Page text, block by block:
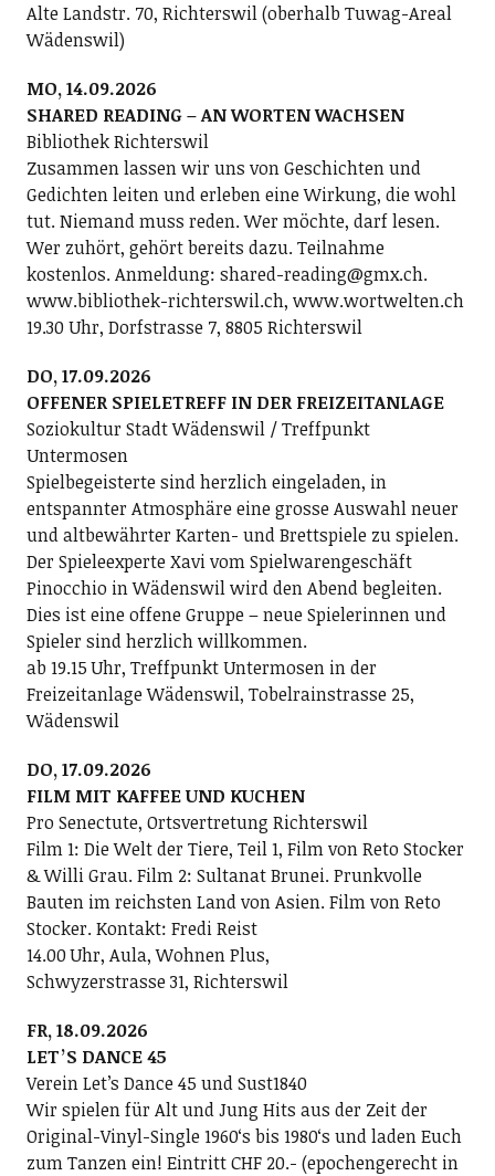
Alte Landstr. 70, Richterswil (oberhalb Tuwag-Areal
Wädenswil)
MO, 14.09.2026
SHARED READING – AN WORTEN WACHSEN
Bibliothek Richterswil
Zusammen lassen wir uns von Geschichten und
Gedichten leiten und erleben eine Wirkung, die wohl
tut. Niemand muss reden. Wer möchte, darf lesen.
Wer zuhört, gehört bereits dazu. Teilnahme
kostenlos. Anmeldung: shared-reading@gmx.ch.
www.bibliothek-richterswil.ch, www.wortwelten.ch
19.30 Uhr, Dorfstrasse 7, 8805 Richterswil
DO, 17.09.2026
OFFENER SPIELETREFF IN DER FREIZEITANLAGE
Soziokultur Stadt Wädenswil / Treffpunkt
Untermosen
Spielbegeisterte sind herzlich eingeladen, in
entspannter Atmosphäre eine grosse Auswahl neuer
und altbewährter Karten- und Brettspiele zu spielen.
Der Spieleexperte Xavi vom Spielwarengeschäft
Pinocchio in Wädenswil wird den Abend begleiten.
Dies ist eine offene Gruppe – neue Spielerinnen und
Spieler sind herzlich willkommen.
ab 19.15 Uhr, Treffpunkt Untermosen in der
Freizeitanlage Wädenswil, Tobelrainstrasse 25,
Wädenswil
DO, 17.09.2026
FILM MIT KAFFEE UND KUCHEN
Pro Senectute, Ortsvertretung Richterswil
Film 1: Die Welt der Tiere, Teil 1, Film von Reto Stocker
& Willi Grau. Film 2: Sultanat Brunei. Prunkvolle
Bauten im reichsten Land von Asien. Film von Reto
Stocker. Kontakt: Fredi Reist
14.00 Uhr, Aula, Wohnen Plus,
Schwyzerstrasse 31, Richterswil
FR, 18.09.2026
LETʼS DANCE 45
Verein Letʼs Dance 45 und Sust1840
Wir spielen für Alt und Jung Hits aus der Zeit der
Original-Vinyl-Single 1960ʻs bis 1980ʻs und laden Euch
zum Tanzen ein! Eintritt CHF 20.- (epochengerecht in